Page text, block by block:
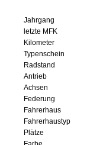
Jahrgang
letzte MFK
Kilometer
Typenschein
Radstand
Antrieb
Achsen
Federung
Fahrerhaus
Fahrerhaustyp
Plätze